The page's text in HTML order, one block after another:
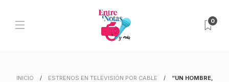
0
INICIO ESTRENOS EN TELEVISIÓN POR CABLE
“UN HOMBRE,